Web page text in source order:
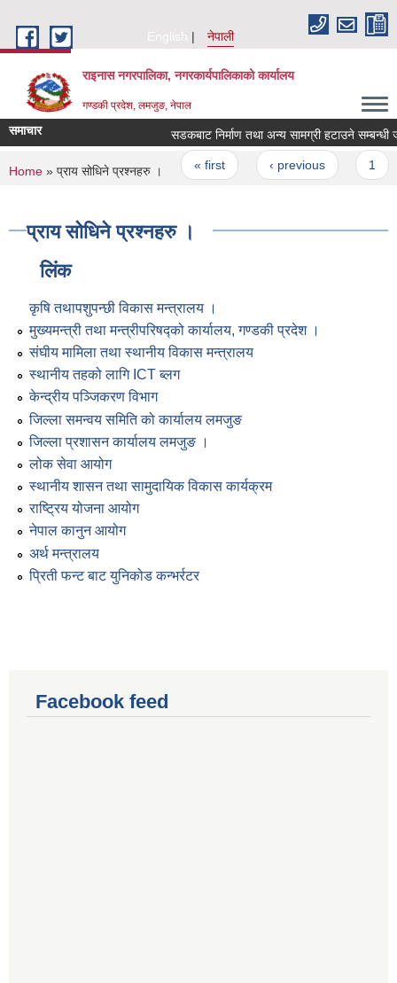
English
नेपाली
राइनास नगरपालिका, नगरकार्यपालिकाको कार्यालय
गण्डकी प्रदेश, लमजुङ, नेपाल
समाचार सडकबाट निर्माण तथा अन्य सामग्री हटाउने
Pages
« first ‹ previous
You are here
Home » प्राय सोधिने प्रश्नहरु ।
प्राय सोधिने प्रश्नहरु ।
लिंक
कृषि तथापशुपन्छी विकास मन्त्रालय ।
मुख्यमन्त्री तथा मन्त्रीपरिषद्को कार्यालय, गण्डकी प्रदेश ।
संघीय मामिला तथा स्थानीय विकास मन्त्रालय
स्थानीय तहको लागि ICT ब्लग
केन्द्रीय पञ्जिकरण विभाग
जिल्ला समन्वय समिति को कार्यालय लमजुङ
जिल्ला प्रशासन कार्यालय लमजुङ ।
लोक सेवा आयोग
स्थानीय शासन तथा सामुदायिक विकास कार्यक्रम
राष्ट्रिय योजना आयोग
नेपाल कानुन आयोग
अर्थ मन्त्रालय
प्रिती फन्ट बाट युनिकोड कन्भर्रटर
Facebook feed